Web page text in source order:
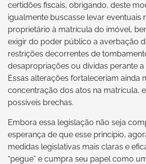
certidões fiscais, obrigando, deste
igualmente buscasse levar eventuais
proprietário à matrícula do imóvel,
exigir do poder público a averbação
restrições decorrentes de
desapropriações ou dívidas perante a
Essas alterações fortaleceriam ainda
concentração dos atos na matrícula,
possíveis brechas.
Embora essa legislação não seja
esperança de que esse princípio,
medidas legislativas mais claras e
“pegue” e cumpra seu papel como